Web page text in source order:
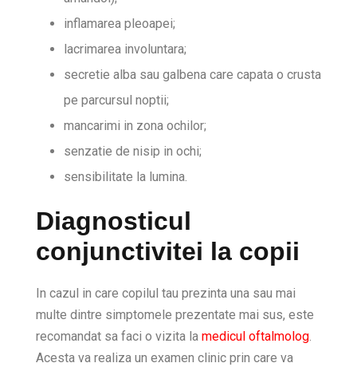
inflamarea pleoapei;
lacrimarea involuntara;
secretie alba sau galbena care capata o crusta
pe parcursul noptii;
mancarimi in zona ochilor;
senzatie de nisip in ochi;
sensibilitate la lumina.
Diagnosticul
conjunctivitei la copii
In cazul in care copilul tau prezinta una sau mai
multe dintre simptomele prezentate mai sus, este
recomandat sa faci o vizita la medicul oftalmolog.
Acesta va realiza un examen clinic prin care va